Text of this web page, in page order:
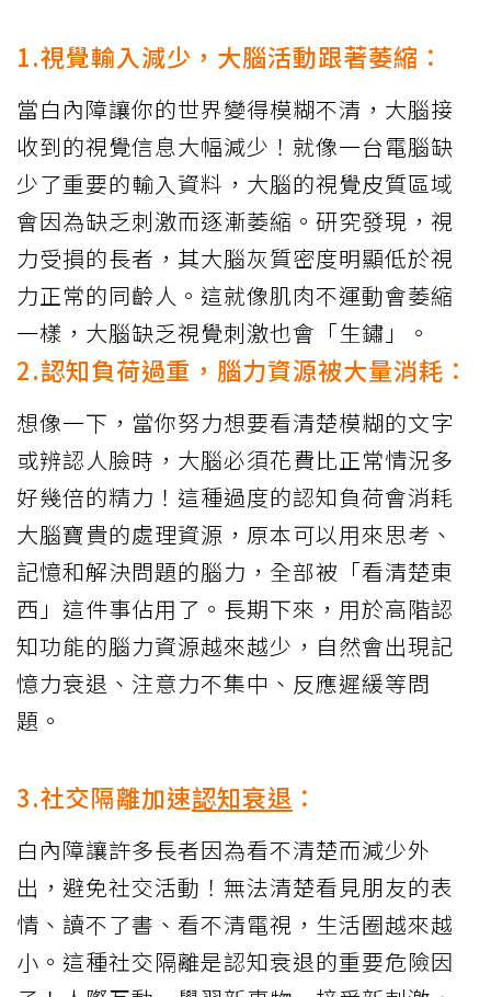
1.視覺輸入減少，大腦活動跟著萎縮：
當白內障讓你的世界變得模糊不清，大腦接
收到的視覺信息大幅減少！就像一台電腦缺
少了重要的輸入資料，大腦的視覺皮質區域
會因為缺乏刺激而逐漸萎縮。研究發現，視
力受損的長者，其大腦灰質密度明顯低於視
力正常的同齡人。這就像肌肉不運動會萎縮
一樣，大腦缺乏視覺刺激也會「生鏽」。
2.認知負荷過重，腦力資源被大量消耗：
想像一下，當你努力想要看清楚模糊的文字
或辨認人臉時，大腦必須花費比正常情況多
好幾倍的精力！這種過度的認知負荷會消耗
大腦寶貴的處理資源，原本可以用來思考、
記憶和解決問題的腦力，全部被「看清楚東
西」這件事佔用了。長期下來，用於高階認
知功能的腦力資源越來越少，自然會出現記
憶力衰退、注意力不集中、反應遲緩等問
題。
3.社交隔離加速認知衰退 ：
白內障讓許多長者因為看不清楚而減少外
出，避免社交活動！無法清楚看見朋友的表
情、讀不了書、看不清電視，生活圈越來越
小。這種社交隔離是認知衰退的重要危險因